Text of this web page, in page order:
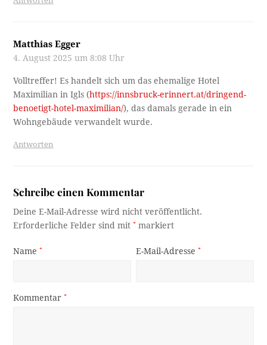
Matthias Egger
4. August 2025 um 8:08 Uhr
Volltreffer! Es handelt sich um das ehemalige Hotel
Maximilian in Igls (https://innsbruck-erinnert.at/dringend-
benoetigt-hotel-maximilian/), das damals gerade in ein
Wohngebäude verwandelt wurde.
Antworten
Schreibe einen Kommentar
Deine E-Mail-Adresse wird nicht veröffentlicht.
Erforderliche Felder sind mit* markiert
Name* E-Mail-Adresse*
Kommentar*